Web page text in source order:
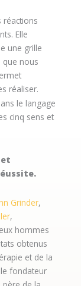
réactions
Elle
une grille
que nous
réaliser.
le langage
cinq sens et
Grinder,
,
hommes
obtenus
et de la
fondateur